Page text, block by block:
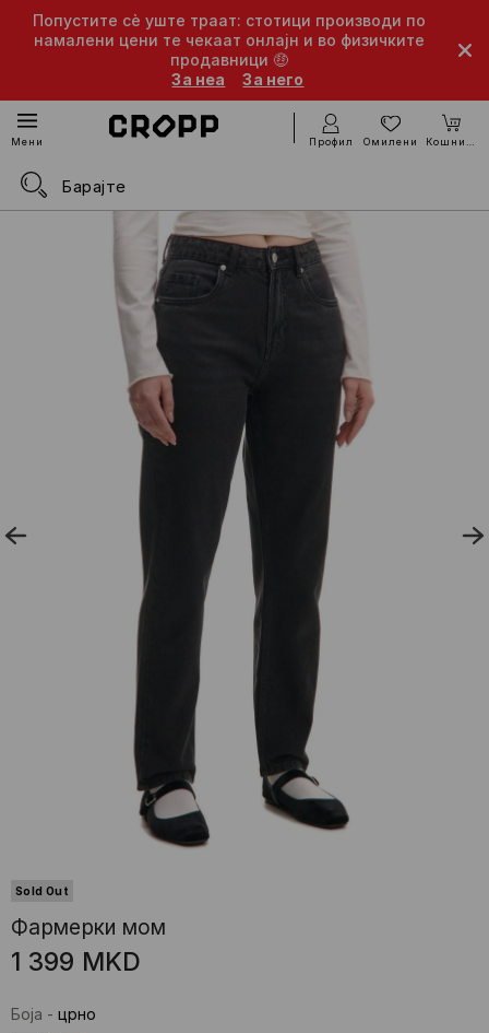
Попустите сè уште траат: стотици производи по
намалени цени те чекаат онлајн и во физичките
продавници 🤑
За неа
За него
Мени Профил Омилени Кошничка
Sold Out
Фармерки мoм
1 399 MKD
Боја - црно